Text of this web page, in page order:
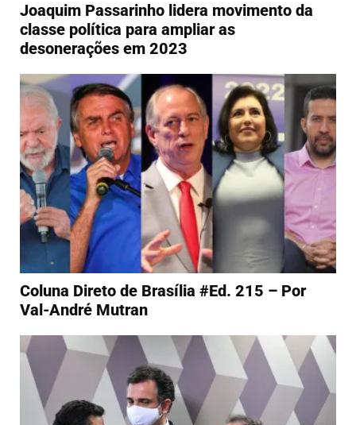
Joaquim Passarinho lidera movimento da
classe política para ampliar as
desonerações em 2023
Coluna Direto de Brasília #Ed. 215 – Por
Val-André Mutran